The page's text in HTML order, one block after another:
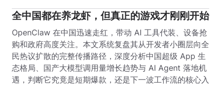
全中国都在养龙虾，但真正的游戏才刚刚开始
OpenClaw 在中国迅速走红，带动 AI 工具代装、设备抢
购和政府高度关注。本文系统复盘其从开发者小圈层向全
民热议扩散的完整传播路径，深度分析中国超级 App 生
态格局、国产大模型调用量增长趋势与 AI Agent 落地机
遇，判断它究竟是短期爆款，还是下一波工作流的核心入